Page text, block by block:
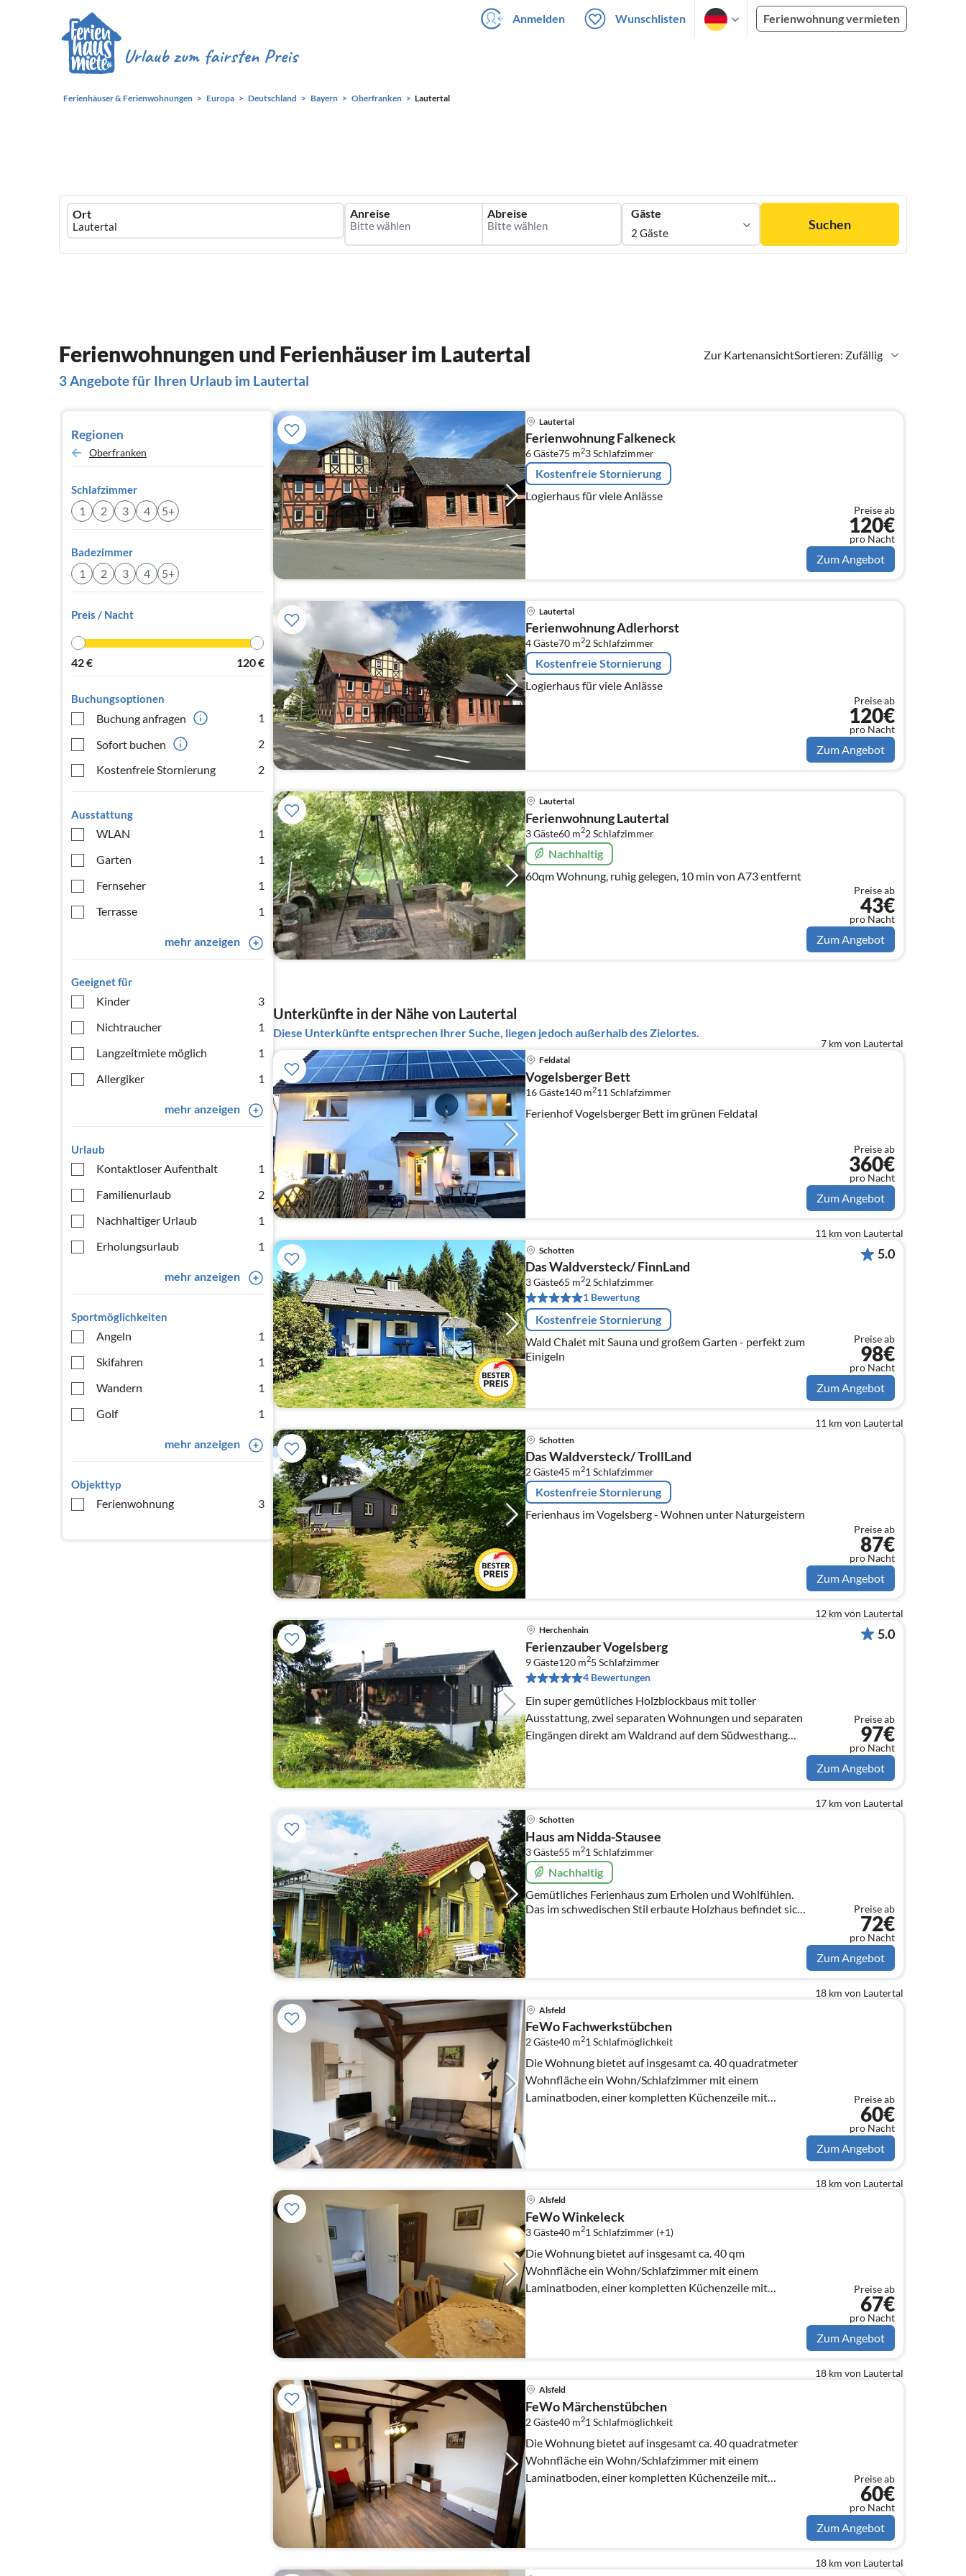
Anmelden Wunschlisten Ferienwohnung vermieten
Ferienhäuser & Ferienwohnungen Europa Deutschland Bayern Oberfranken Lautertal
Ferienhausmiete
logo
Ort Anreise Abreise Gäste
2 Gäste
Suchen
Zur KartenansichtSortieren: Zufällig
Ferienwohnungen und Ferienhäuser im Lautertal
3 Angebote für Ihren Urlaub im Lautertal
Regionen
Oberfranken
Schlafzimmer
1 2 3 4 5+
Badezimmer
1 2 3 4 5+
Preis / Nacht
42€ 120€
Buchungsoptionen
Buchung anfragen
1
Sofort buchen
2
Kostenfreie Stornierung
2
Ausstattung
WLAN
1
Garten
1
Fernseher
1
Terrasse
1
mehr anzeigen
Geeignet für
Kinder
3
Nichtraucher
1
Langzeitmiete möglich
1
Allergiker
1
mehr anzeigen
Urlaub
Kontaktloser Aufenthalt
1
Familienurlaub
2
Nachhaltiger Urlaub
1
Erholungsurlaub
1
mehr anzeigen
Sportmöglichkeiten
Angeln
1
Skifahren
1
Wandern
1
Golf
1
mehr anzeigen
Objekttyp
Ferienwohnung 3
Lautertal
Ferienwohnung Falkeneck
6 Gäste75 m23Schlafzimmer
Kostenfreie Stornierung
Logierhaus für viele Anlässe
Preise ab
120€
pro Nacht
Zum Angebot
Lautertal
Ferienwohnung Adlerhorst
4 Gäste70 m22Schlafzimmer
Kostenfreie Stornierung
Logierhaus für viele Anlässe
Preise ab
120€
pro Nacht
Zum Angebot
Lautertal
Ferienwohnung Lautertal
3 Gäste60 m22Schlafzimmer
Nachhaltig
60qm Wohnung, ruhig gelegen, 10 min von A73 entfernt
Preise ab
43€
pro Nacht
Zum Angebot
Unterkünfte in der Nähe von Lautertal
Diese Unterkünfte entsprechen Ihrer Suche, liegen jedoch außerhalb des Zielortes.
7 km von Lautertal
Feldatal
Vogelsberger Bett
16 Gäste140 m211 Schlafzimmer
Ferienhof Vogelsberger Bett im grünen Feldatal
Preise ab
360€
pro Nacht
Zum Angebot
11 km von Lautertal
Schotten
Das Waldversteck/ FinnLand
3 Gäste65 m22Schlafzimmer
1 Bewertung
Kostenfreie Stornierung
Wald Chalet mit Sauna und großem Garten - perfekt zum
Einigeln
5.0
Preise ab
98€
pro Nacht
Zum Angebot
11 km von Lautertal
Schotten
Das Waldversteck/ TrollLand
2 Gäste45 m21Schlafzimmer
Kostenfreie Stornierung
Ferienhaus im Vogelsberg - Wohnen unter Naturgeistern
Preise ab
87€
pro Nacht
Zum Angebot
12 km von Lautertal
Herchenhain
Ferienzauber Vogelsberg
9 Gäste120 m25 Schlafzimmer
4 Bewertungen
Ein super gemütliches Holzblockbaus mit toller
Ausstattung, zwei separaten Wohnungen und separaten
Eingängen direkt am Waldrand auf dem Südwesthang
oberhalb des schönen Niddertals
5.0
Preise ab
97€
pro Nacht
Zum Angebot
17 km von Lautertal
Schotten
Haus am Nidda-Stausee
3 Gäste55 m21 Schlafzimmer
Nachhaltig
Gemütliches Ferienhaus zum Erholen und Wohlfühlen.
Das im schwedischen Stil erbaute Holzhaus befindet sich
in ruhiger Natur.
Preise ab
72€
pro Nacht
Zum Angebot
18 km von Lautertal
Alsfeld
FeWo Fachwerkstübchen
2 Gäste40 m21 Schlafmöglichkeit
Die Wohnung bietet auf insgesamt ca. 40 quadratmeter
Wohnfläche ein Wohn/Schlafzimmer mit einem
Laminatboden, einer kompletten Küchenzeile mit
Preise ab
60€
pro Nacht
Zum Angebot
18 km von Lautertal
Alsfeld
FeWo Winkeleck
3 Gäste40 m21 Schlafzimmer (+1)
Die Wohnung bietet auf insgesamt ca. 40 qm
Wohnfläche ein Wohn/Schlafzimmer mit einem
Laminatboden, einer kompletten Küchenzeile mit
Kühl/Gefrierkombination, und einem komplett neu...
Preise ab
67€
pro Nacht
Zum Angebot
18 km von Lautertal
Alsfeld
FeWo Märchenstübchen
2 Gäste40 m21 Schlafmöglichkeit
Die Wohnung bietet auf insgesamt ca. 40 quadratmeter
Wohnfläche ein Wohn/Schlafzimmer mit einem
Laminatboden, einer kompletten Küchenzeile mit
Kühl/Gefrierkombination, und einem ko...
Preise ab
60€
pro Nacht
Zum Angebot
18 km von Lautertal